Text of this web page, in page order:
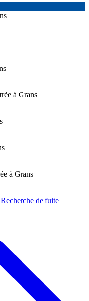
à Grans
à Grans
de fuite